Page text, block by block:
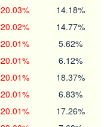
20.03% 14.18%
20.02% 14.77%
20.01% 5.62%
20.01% 6.12%
20.01% 18.37%
20.01% 6.83%
20.01% 17.26%